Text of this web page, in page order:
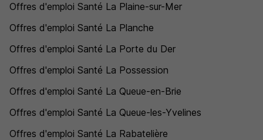
Offres d'emploi Santé La Plaine-sur-Mer
Offres d'emploi Santé La Planche
Offres d'emploi Santé La Porte du Der
Offres d'emploi Santé La Possession
Offres d'emploi Santé La Queue-en-Brie
Offres d'emploi Santé La Queue-les-Yvelines
Offres d'emploi Santé La Rabatelière